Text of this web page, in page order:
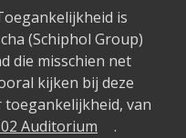
is
(Schiphol Group)
die misschien net
kijken bij deze
toegankelijkheid, van
Auditorium .